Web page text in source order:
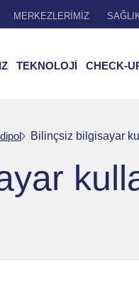
MERKEZLERİMİZ
TEKNOLOJİ CHECK-
Bilinçsiz bilgisayar